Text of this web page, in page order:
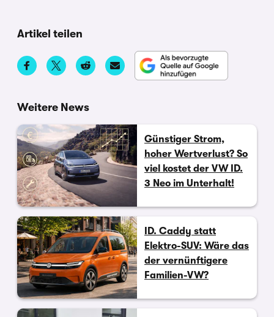
Artikel teilen
Weitere News
Günstiger Strom,
hoher Wertverlust? So
viel kostet der VW ID.
3 Neo im Unterhalt!
ID. Caddy statt
Elektro-SUV: Wäre das
der vernünftigere
Familien-VW?